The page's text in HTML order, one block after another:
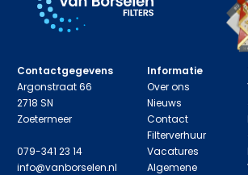
Contactgegevens
Argonstraat 66
2718 SN
Zoetermeer
079-341 23 14
info@vanborselen.nl
Informatie
Over ons
Nieuws
Contact
Filterverhuur
Vacatures
Algemene